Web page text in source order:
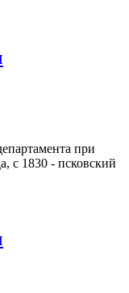
при
с 1830 - псковский